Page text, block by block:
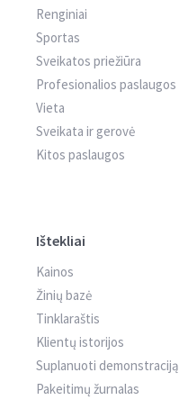
Renginiai
Sportas
Sveikatos priežiūra
Profesionalios paslaugos
Vieta
Sveikata ir gerovė
Kitos paslaugos
Ištekliai
Kainos
Žinių bazė
Tinklaraštis
Klientų istorijos
Suplanuoti demonstraciją
Pakeitimų žurnalas